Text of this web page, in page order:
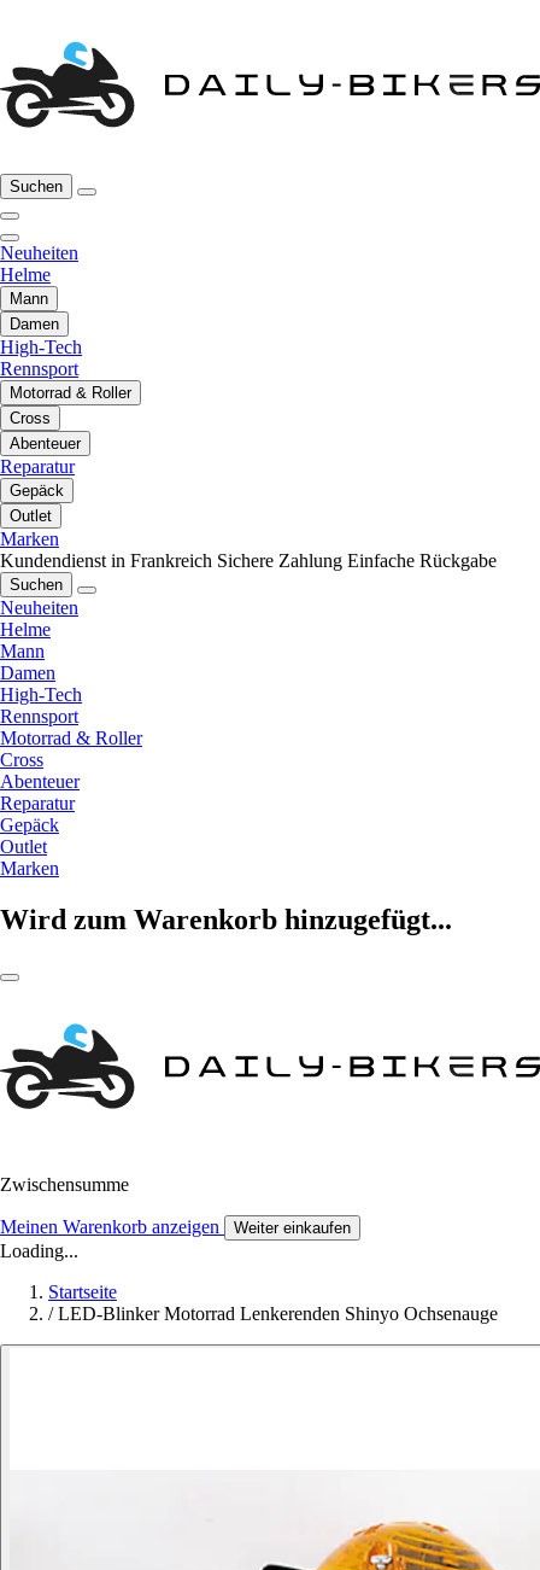
Suchen
Neuheiten
Helme
Mann
Damen
High-Tech
Rennsport
Motorrad & Roller
Cross
Abenteuer
Reparatur
Gepäck
Outlet
Marken
Kundendienst in Frankreich Sichere Zahlung Einfache Rückgabe
Suchen
Neuheiten
Helme
Mann
Damen
High-Tech
Rennsport
Motorrad & Roller
Cross
Abenteuer
Reparatur
Gepäck
Outlet
Marken
Wird zum Warenkorb hinzugefügt...
Zwischensumme
Meinen Warenkorb anzeigen Weiter einkaufen
Loading...
Startseite
/ LED-Blinker Motorrad Lenkerenden Shinyo Ochsenauge